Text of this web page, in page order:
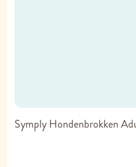
Symply Hondenbrokken